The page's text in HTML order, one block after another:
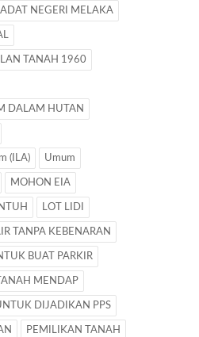
NEGERI MELAKA
TANAH 1960
DALAM HUTAN
(ILA) Umum
MOHON EIA
LOT LIDI
TANPA KEBENARAN
BUAT PARKIR
TANAH MENDAP
DIJADIKAN PPS
PEMILIKAN TANAH